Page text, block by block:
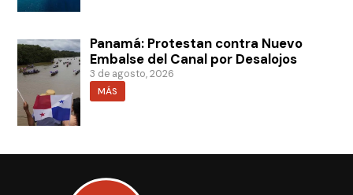
Panamá: Protestan contra Nuevo
Embalse del Canal por Desalojos
3 de agosto, 2026
MÁS